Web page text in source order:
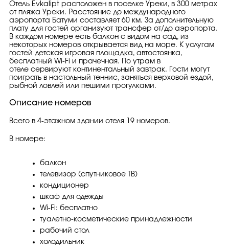
Отель Evkalipt расположен в поселке Уреки, в 300 метрах
от пляжа Уреки. Расстояние до международного
аэропорта Батуми составляет 60 км. За дополнительную
плату для гостей организуют трансфер от/до аэропорта.
В каждом номере есть балкон с видом на сад, из
некоторых номеров открывается вид на море. К услугам
гостей детская игровая площадка, автостоянка,
бесплатный Wi-Fi и прачечная. По утрам в
отеле сервируют континентальный завтрак. Гости могут
поиграть в настольный теннис, заняться верховой ездой,
рыбной ловлей или пешими прогулками.
Описание номеров
Всего в 4-этажном здании отеля 19 номеров.
В номере:
балкон
телевизор (спутниковое ТВ)
кондиционер
шкаф для одежды
Wi-Fi: бесплатно
туалетно-косметические принадлежности
рабочий стол
холодильник